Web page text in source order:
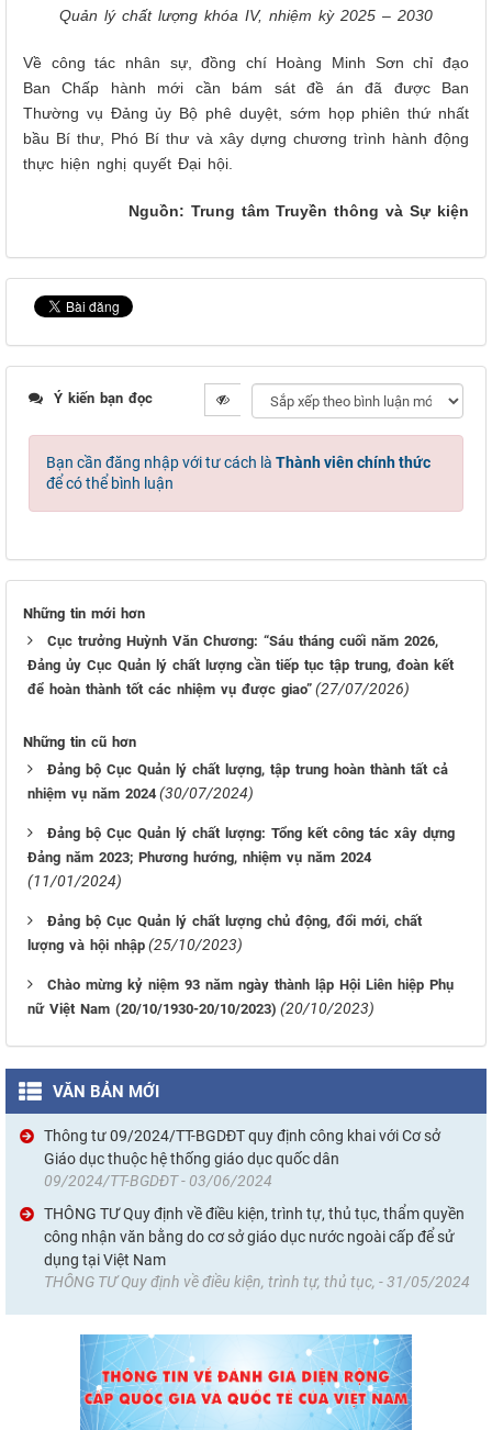
Quản lý chất lượng khóa IV, nhiệm kỳ 2025 – 2030
Về công tác nhân sự, đồng chí Hoàng Minh Sơn chỉ đạo
Ban Chấp hành mới cần bám sát đề án đã được Ban
Thường vụ Đảng ủy Bộ phê duyệt, sớm họp phiên thứ nhất
bầu Bí thư, Phó Bí thư và xây dựng chương trình hành động
thực hiện nghị quyết Đại hội.
Nguồn: Trung tâm Truyền thông và Sự kiện
Ý kiến bạn đọc
Bạn cần đăng nhập với tư cách là Thành viên chính thức
để có thể bình luận
Những tin mới hơn
Cục trưởng Huỳnh Văn Chương: “Sáu tháng cuối năm 2026,
Đảng ủy Cục Quản lý chất lượng cần tiếp tục tập trung, đoàn kết
để hoàn thành tốt các nhiệm vụ được giao” (27/07/2026)
Những tin cũ hơn
Đảng bộ Cục Quản lý chất lượng, tập trung hoàn thành tất cả
nhiệm vụ năm 2024 (30/07/2024)
Đảng bộ Cục Quản lý chất lượng: Tổng kết công tác xây dựng
Đảng năm 2023; Phương hướng, nhiệm vụ năm 2024
(11/01/2024)
Đảng bộ Cục Quản lý chất lượng chủ động, đổi mới, chất
lượng và hội nhập (25/10/2023)
Chào mừng kỷ niệm 93 năm ngày thành lập Hội Liên hiệp Phụ
nữ Việt Nam (20/10/1930-20/10/2023) (20/10/2023)
VĂN BẢN MỚI
Thông tư 09/2024/TT-BGDĐT quy định công khai với Cơ sở
Giáo dục thuộc hệ thống giáo dục quốc dân
09/2024/TT-BGDĐT - 03/06/2024
THÔNG TƯ Quy định về điều kiện, trình tự, thủ tục, thẩm quyền
công nhận văn bằng do cơ sở giáo dục nước ngoài cấp để sử
dụng tại Việt Nam
THÔNG TƯ Quy định về điều kiện, trình tự, thủ tục, - 31/05/2024